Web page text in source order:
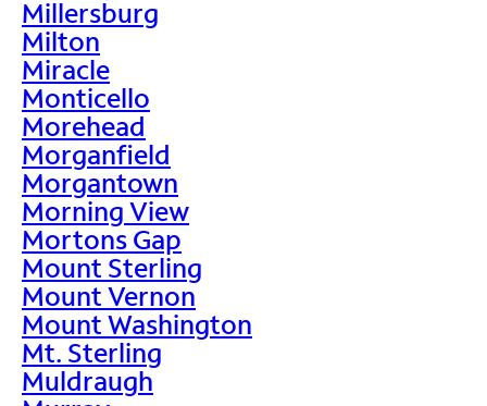
Millersburg
Milton
Miracle
Monticello
Morehead
Morganfield
Morgantown
Morning View
Mortons Gap
Mount Sterling
Mount Vernon
Mount Washington
Mt. Sterling
Muldraugh